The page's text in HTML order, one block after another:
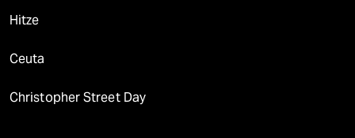
Hitze
Ceuta
Christopher Street Day